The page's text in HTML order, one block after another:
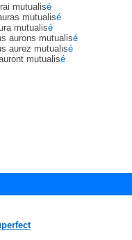
mutualisé
mutualisé
mutualisé
aurons mutualisé
aurez mutualisé
mutualisé